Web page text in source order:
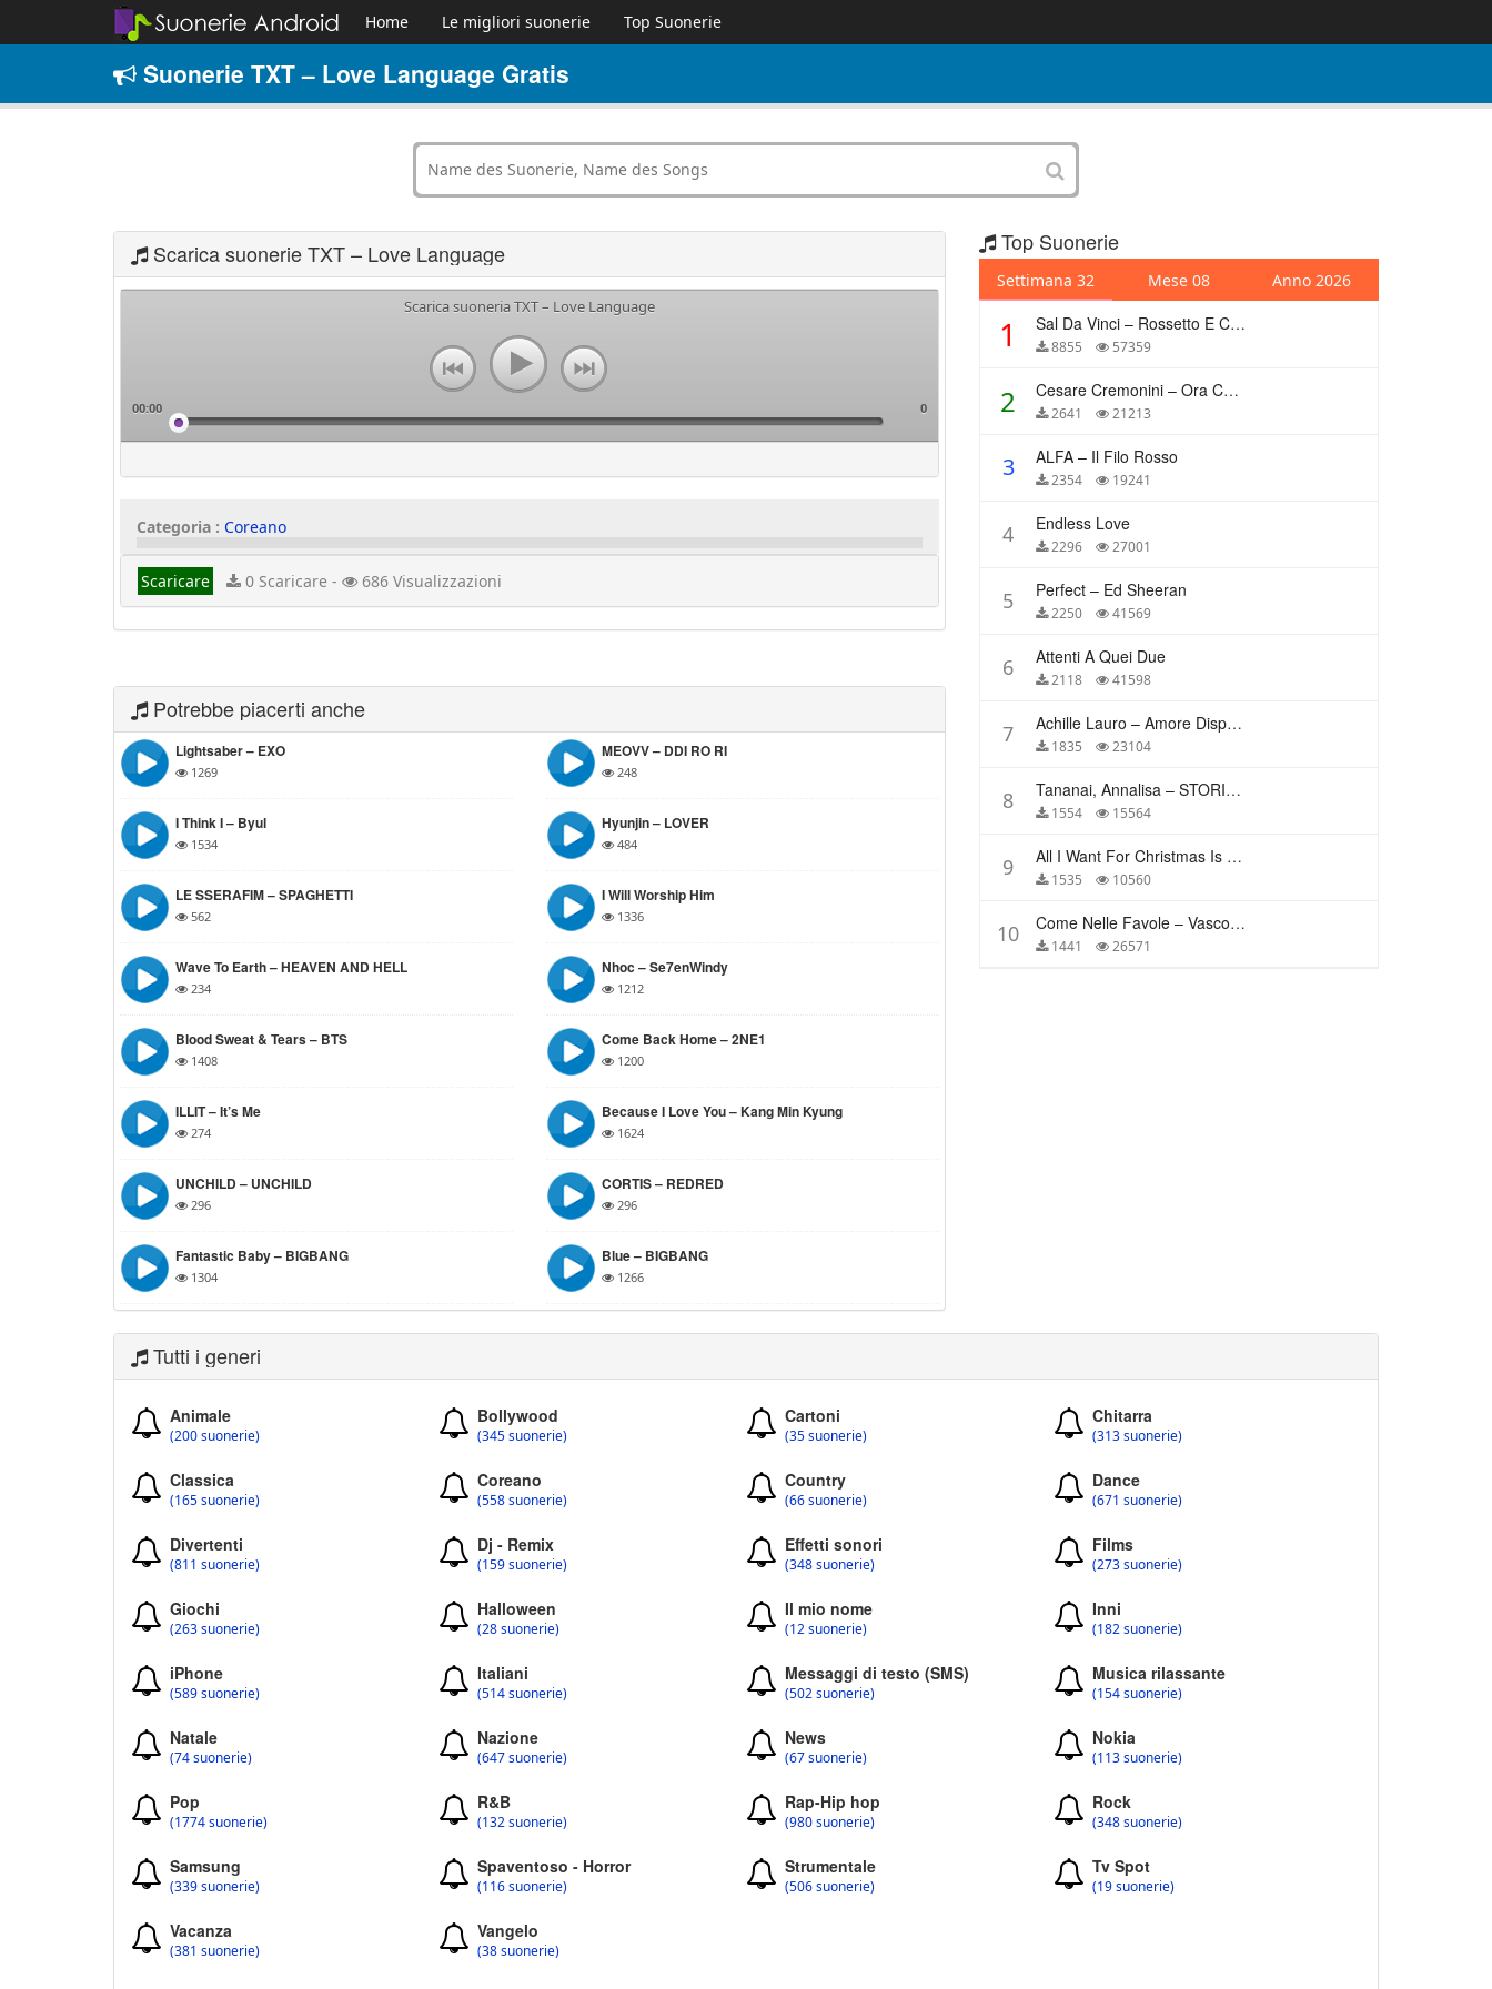
Home Le migliori suonerie Top Suonerie
Suonerie TXT – Love Language Gratis
Scarica suonerie TXT – Love Language
Scarica suoneria TXT – Love Language
00:00 0
Categoria : Coreano
Scaricare 0 Scaricare - 686 Visualizzazioni
Potrebbe piacerti anche
Lightsaber – EXO
1269
MEOVV – DDI RO RI
248
I Think I – Byul
1534
Hyunjin – LOVER
484
LE SSERAFIM – SPAGHETTI
562
I Will Worship Him
1336
Wave To Earth – HEAVEN AND HELL
234
Nhoc – Se7enWindy
1212
Blood Sweat & Tears – BTS
1408
Come Back Home – 2NE1
1200
ILLIT – It’s Me
274
Because I Love You – Kang Min Kyung
1624
UNCHILD – UNCHILD
296
CORTIS – REDRED
296
Fantastic Baby – BIGBANG
1304
Blue – BIGBANG
1266
Top Suonerie
Settimana 32 Mese 08 Anno 2026
1 Sal Da Vinci – Rossetto E Caffè
8855 57359
2 Cesare Cremonini – Ora Che Non Ho Più Te
2641 21213
3 ALFA – Il Filo Rosso
2354 19241
4 Endless Love
2296 27001
5 Perfect – Ed Sheeran
2250 41569
6 Attenti A Quei Due
2118 41598
7 Achille Lauro – Amore Disperato
1835 23104
8 Tananai, Annalisa – STORIE BREVI
1554 15564
9 All I Want For Christmas Is You – Mariah Carey
1535 10560
10 Come Nelle Favole – Vasco Rossi
1441 26571
Tutti i generi
Animale
(200 suonerie)
Bollywood
(345 suonerie)
Cartoni
(35 suonerie)
Chitarra
(313 suonerie)
Classica
(165 suonerie)
Coreano
(558 suonerie)
Country
(66 suonerie)
Dance
(671 suonerie)
Divertenti
(811 suonerie)
Dj - Remix
(159 suonerie)
Effetti sonori
(348 suonerie)
Films
(273 suonerie)
Giochi
(263 suonerie)
Halloween
(28 suonerie)
Il mio nome
(12 suonerie)
Inni
(182 suonerie)
iPhone
(589 suonerie)
Italiani
(514 suonerie)
Messaggi di testo (SMS)
(502 suonerie)
Musica rilassante
(154 suonerie)
Natale
(74 suonerie)
Nazione
(647 suonerie)
News
(67 suonerie)
Nokia
(113 suonerie)
Pop
(1774 suonerie)
R&B
(132 suonerie)
Rap-Hip hop
(980 suonerie)
Rock
(348 suonerie)
Samsung
(339 suonerie)
Spaventoso - Horror
(116 suonerie)
Strumentale
(506 suonerie)
Tv Spot
(19 suonerie)
Vacanza
(381 suonerie)
Vangelo
(38 suonerie)